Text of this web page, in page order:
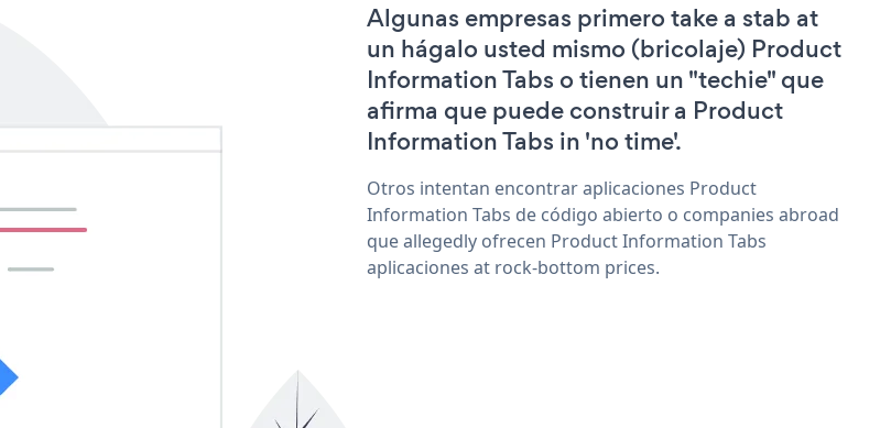
Algunas empresas primero take a stab at
un hágalo usted mismo (bricolaje) Product
Information Tabs o tienen un "techie" que
afirma que puede construir a Product
Information Tabs in 'no time'.
Otros intentan encontrar aplicaciones Product
Information Tabs de código abierto o companies abroad
que allegedly ofrecen Product Information Tabs
aplicaciones at rock-bottom prices.